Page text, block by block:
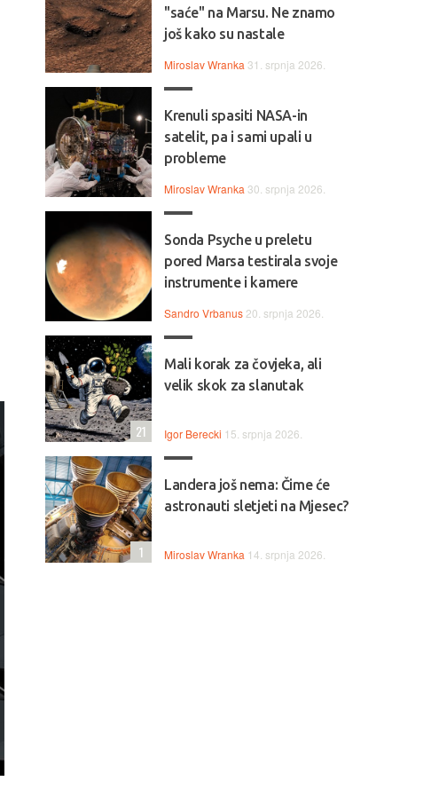
"saće" na Marsu. Ne znamo
još kako su nastale
Miroslav Wranka 31. srpnja 2026.
Krenuli spasiti NASA-in
satelit, pa i sami upali u
probleme
Miroslav Wranka 30. srpnja 2026.
Sonda Psyche u preletu
pored Marsa testirala svoje
instrumente i kamere
Sandro Vrbanus 20. srpnja 2026.
Mali korak za čovjeka, ali
velik skok za slanutak
Igor Berecki 15. srpnja 2026.
21
Landera još nema: Čime će
astronauti sletjeti na Mjesec?
Miroslav Wranka 14. srpnja 2026.
1